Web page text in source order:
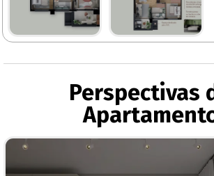
Perspectivas